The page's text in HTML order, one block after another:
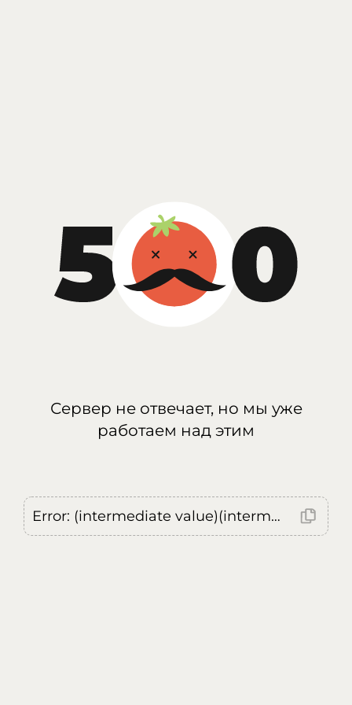
Сервер не отвечает, но мы уже
работаем над этим
Error: (intermediate value)(intermediate value)(intermediate value).replaceAll is not a function